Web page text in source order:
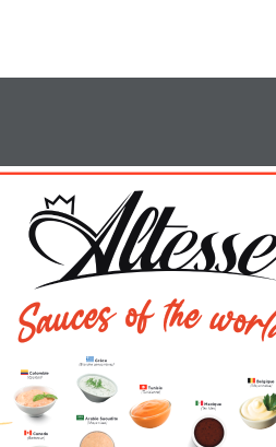
Canada
(Barbecue)
Arabie Saoudite
(Mayo rissa)
Tunisie
(Tunisienne)
Grèce
(Blanche concombres)
Belgique
(Mayonnaise)
Mexique
(Tex Mex)
Colombie
(Cocktail)